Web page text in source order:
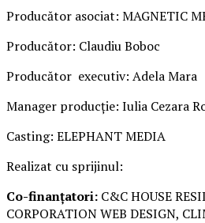
Producător asociat: MAGNETIC
Producător: Claudiu Boboc
Producător executiv: Adela Mara
Manager producție: Iulia Cezara
Casting: ELEPHANT MEDIA
Realizat cu sprijinul:
Co-finanțatori: C&C HOUSE
CORPORATION WEB DESIGN,